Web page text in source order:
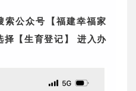
公众号【福建幸福家
择【生育登记】 进入办